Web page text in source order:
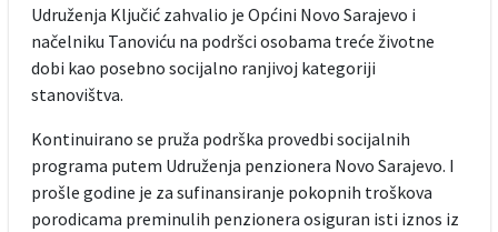
Udruženja Ključić zahvalio je Općini Novo Sarajevo i
načelniku Tanoviću na podršci osobama treće životne
dobi kao posebno socijalno ranjivoj kategoriji
stanovištva.
Kontinuirano se pruža podrška provedbi socijalnih
programa putem Udruženja penzionera Novo Sarajevo. I
prošle godine je za sufinansiranje pokopnih troškova
porodicama preminulih penzionera osiguran isti iznos iz